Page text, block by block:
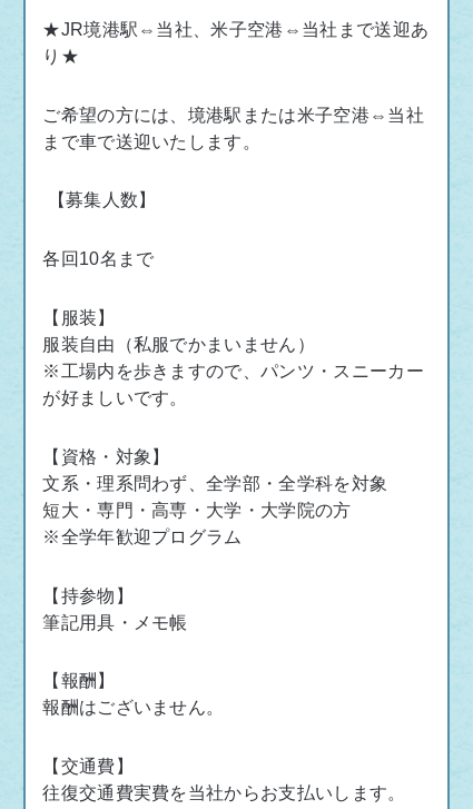
★JR境港駅 ⇔ 当社、米子空港 ⇔ 当社まで送迎あ
り ★
ご希望の方には、境港駅または米子空港⇔当社
まで車で送迎いたします。
【募集人数】
各回 10名まで
【服装】
服装自由（私服でかまいません）
※工場内を歩きますので、パンツ・スニーカー
が好ましいです。
【資格・対象】
文系・理系問わず、全学部・全学科を対象
短大・専門・高専・大学・大学院の方
※全学年歓迎プログラム
【持参物】
筆記用具・メモ帳
【報酬】
報酬はございません。
【交通費】
往復交通費実費を当社からお支払いします。